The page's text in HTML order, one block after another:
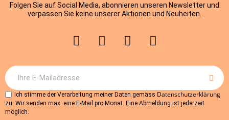
Folgen Sie auf Social Media, abonnieren unseren Newsletter und
verpassen Sie keine unserer Aktionen und Neuheiten.
Ich stimme der Verarbeitung meiner Daten gemäss Datenschutzerklärung
zu. Wir senden max. eine E-Mail pro Monat. Eine Abmeldung ist jederzeit
möglich.